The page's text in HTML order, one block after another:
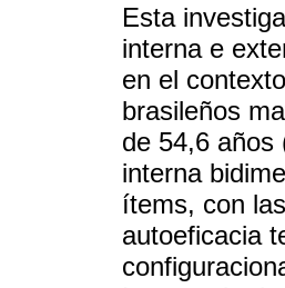
Esta
interna e
en el
brasileños
de 54,6 años
interna
ítems, con
autoeficacia